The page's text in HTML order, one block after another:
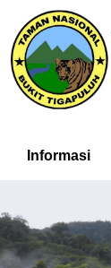
Informasi